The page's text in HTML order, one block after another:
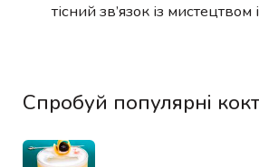
тісний зв’язок із мистецтвом
Спробуй популярні